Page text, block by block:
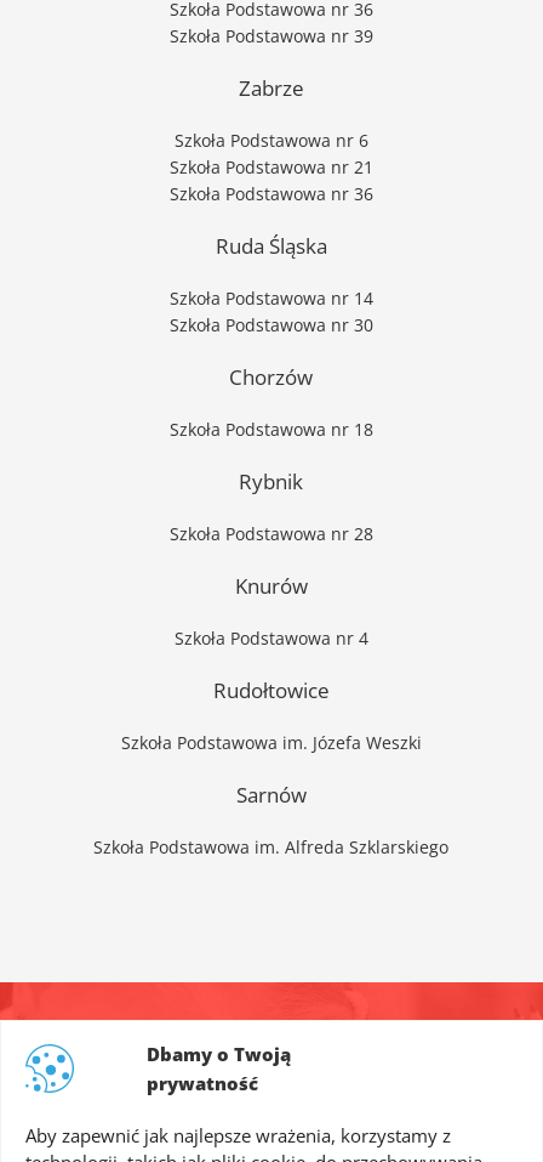
Dbamy o Twoją
prywatność
Aby zapewnić jak najlepsze wrażenia, korzystamy z
Szkoła Podstawowa nr 36
Szkoła Podstawowa nr 39
Zabrze
Szkoła Podstawowa nr 6
Szkoła Podstawowa nr 21
Szkoła Podstawowa nr 36
Ruda Śląska
Szkoła Podstawowa nr 14
Szkoła Podstawowa nr 30
Chorzów
Szkoła Podstawowa nr 18
Rybnik
Szkoła Podstawowa nr 28
Knurów
Szkoła Podstawowa nr 4
Rudołtowice
Szkoła Podstawowa im. Józefa Weszki
Sarnów
Szkoła Podstawowa im. Alfreda Szklarskiego
skontaktuj się z nami!
biuro@4lingua.com